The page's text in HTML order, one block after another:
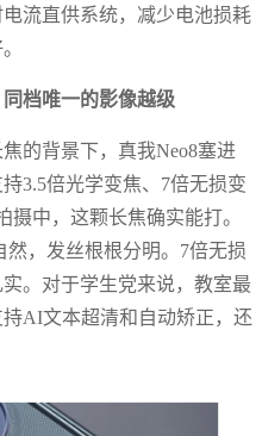
流直供系统，减少电池损耗
档唯一的影像越级
的背景下，真我Neo8塞进
3.5倍光学变焦、7倍无损变
摄中，这颗长焦确实能打。
，发丝根根分明。7倍无损
。对于学生党来说，教室最
AI文本超清和自动矫正，还